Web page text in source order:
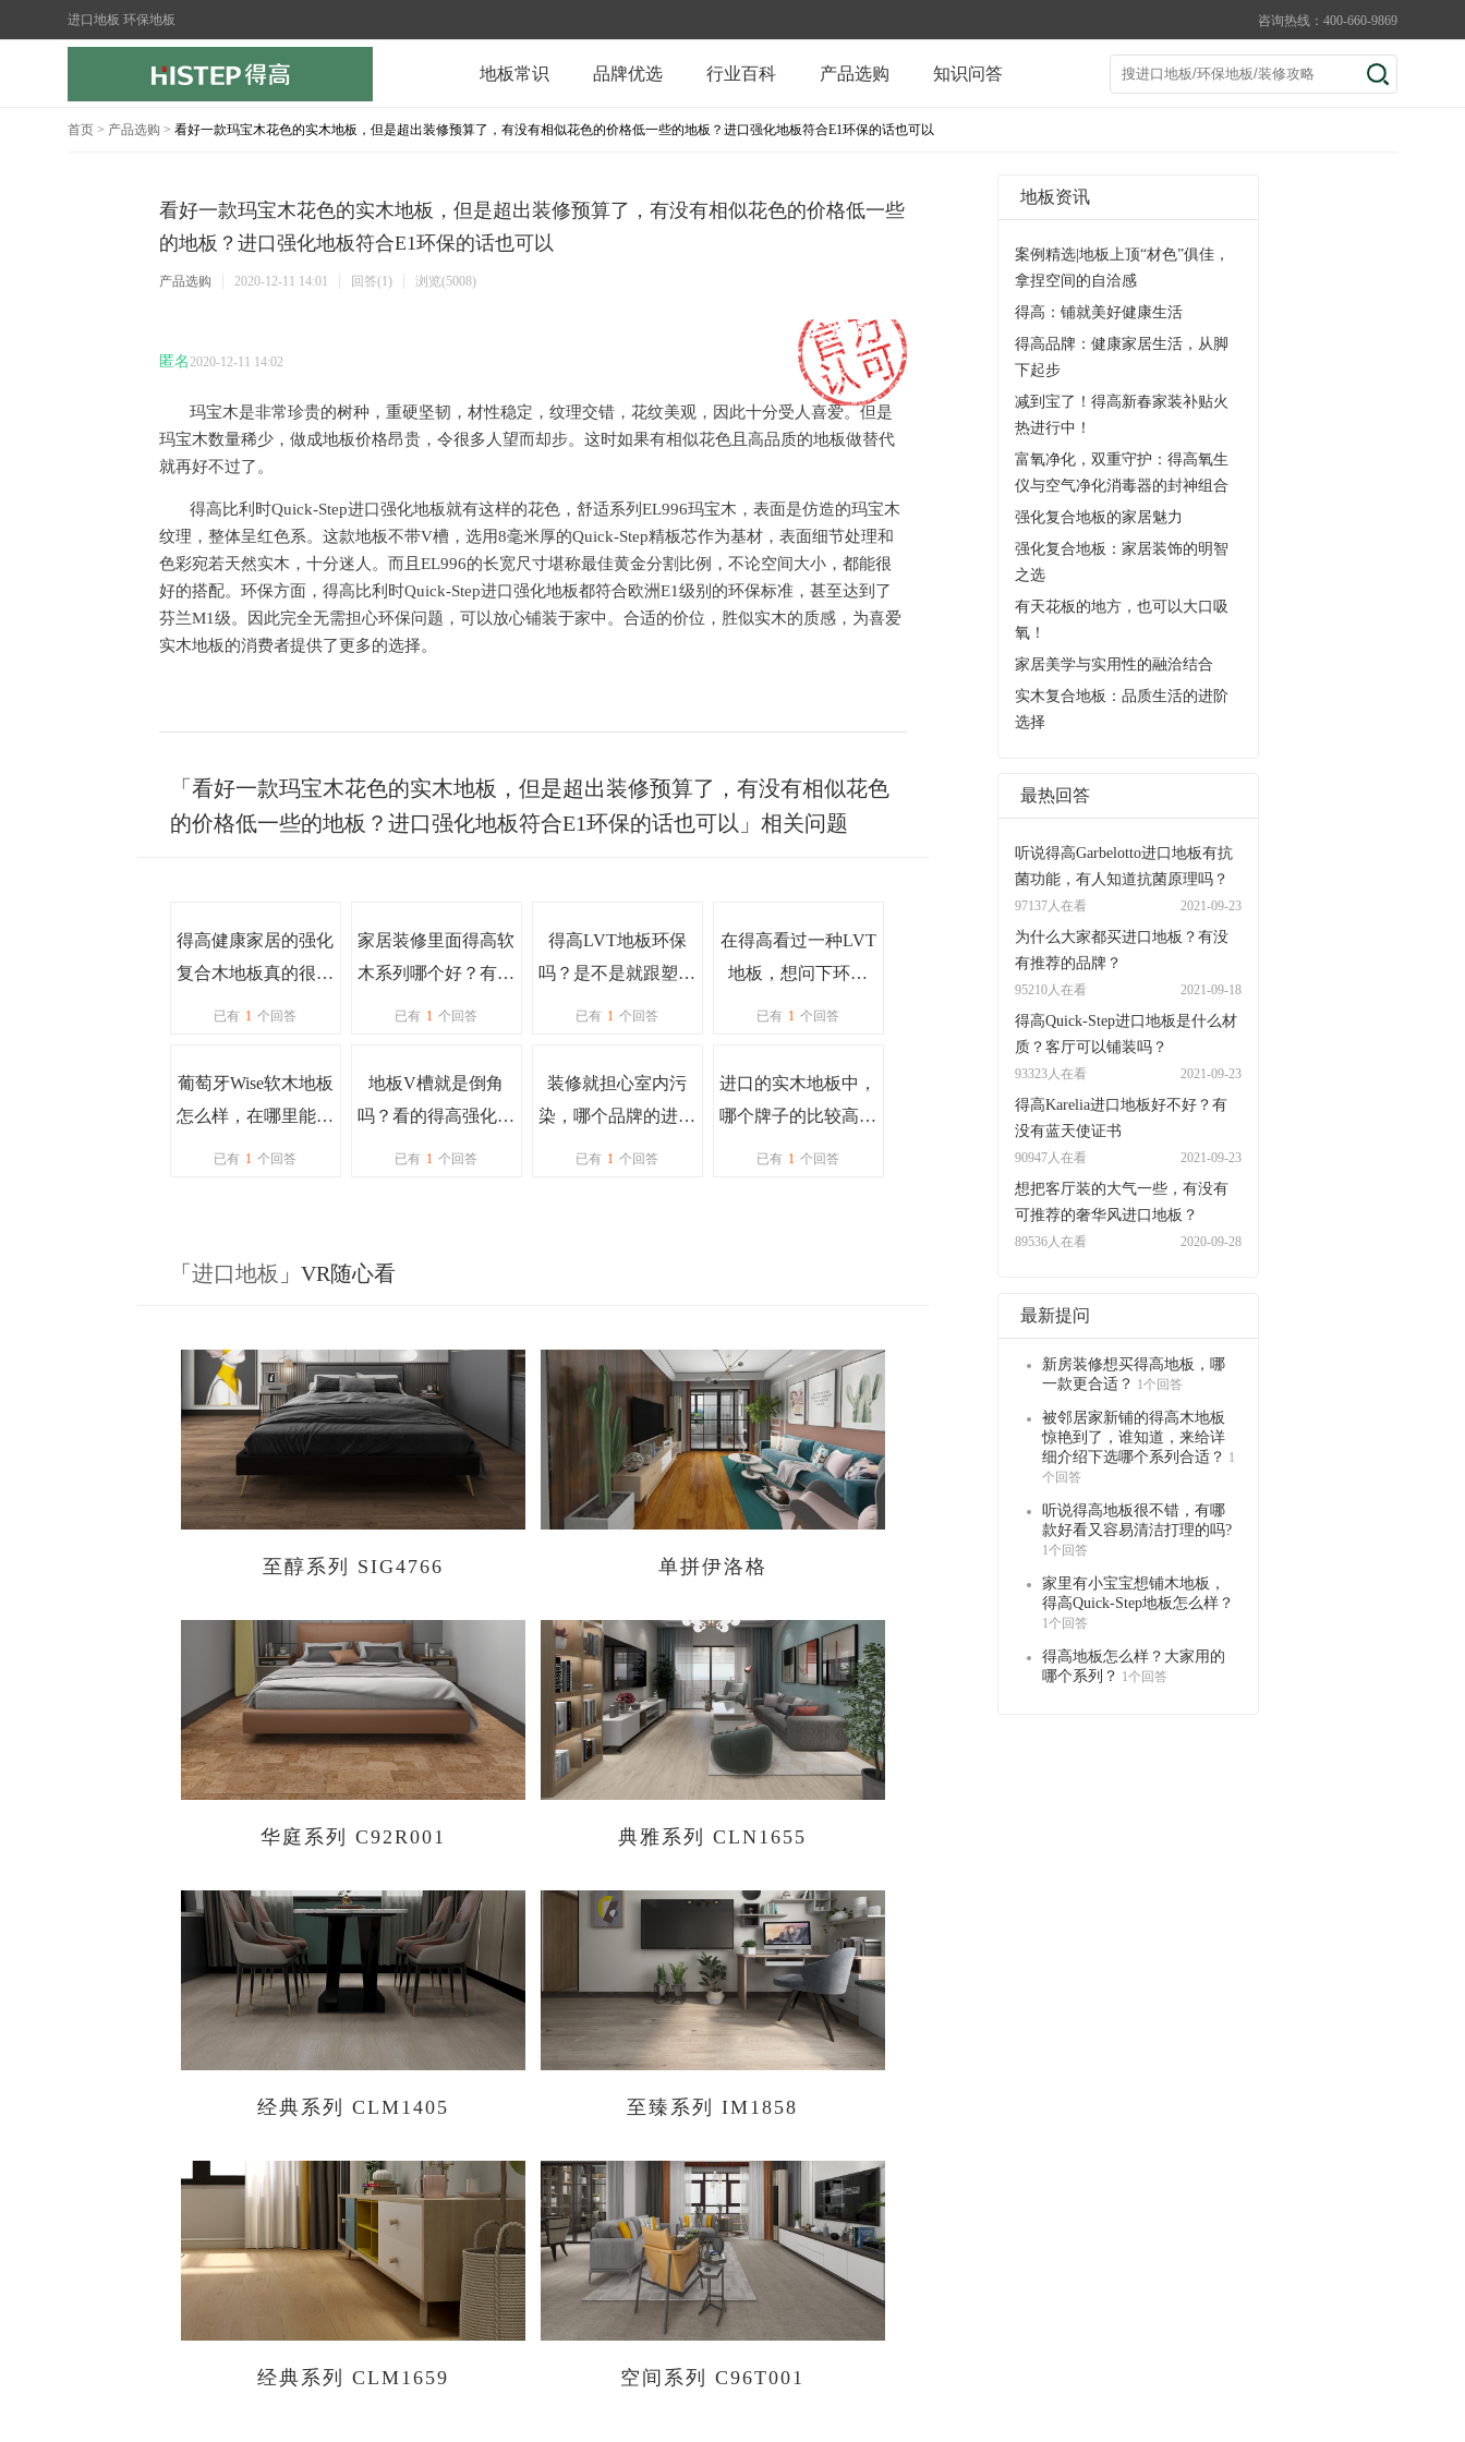
进口地板 环保地板 咨询热线：400-660-9869
地板常识 品牌优选 行业百科 产品选购 知识问答
首页 > 产品选购 > 看好一款玛宝木花色的实木地板，但是超出装修预算了，有没有相似花色的价格低一些的地板？进口强化地板符合E1环保的话也可以
看好一款玛宝木花色的实木地板，但是超出装修预算了，有没有相似花色的价格低一些
的地板？进口强化地板符合E1环保的话也可以
产品选购 2020-12-11 14:01 回答(1) 浏览(5008)
匿名2020-12-11 14:02
玛宝木是非常珍贵的树种，重硬坚韧，材性稳定，纹理交错，花纹美观，因此十分受人喜爱。但是
玛宝木数量稀少，做成地板价格昂贵，令很多人望而却步。这时如果有相似花色且高品质的地板做替代
就再好不过了。
得高比利时Quick-Step进口强化地板就有这样的花色，舒适系列EL996玛宝木，表面是仿造的玛宝木
纹理，整体呈红色系。这款地板不带V槽，选用8毫米厚的Quick-Step精板芯作为基材，表面细节处理和
色彩宛若天然实木，十分迷人。而且EL996的长宽尺寸堪称最佳黄金分割比例，不论空间大小，都能很
好的搭配。环保方面，得高比利时Quick-Step进口强化地板都符合欧洲E1级别的环保标准，甚至达到了
芬兰M1级。因此完全无需担心环保问题，可以放心铺装于家中。合适的价位，胜似实木的质感，为喜爱
实木地板的消费者提供了更多的选择。
「看好一款玛宝木花色的实木地板，但是超出装修预算了，有没有相似花色
的价格低一些的地板？进口强化地板符合E1环保的话也可以」相关问题
得高健康家居的强化
复合木地板真的很环
保吗？
已有 1 个回答
家居装修里面得高软
木系列哪个好？有没
有进口的
已有 1 个回答
得高LVT地板环保
吗？是不是就跟塑胶
地板一样的
已有 1 个回答
在得高看过一种LVT
地板，想问下环保
吗？
已有 1 个回答
葡萄牙Wise软木地板
怎么样，在哪里能买
到？
已有 1 个回答
地板V槽就是倒角
吗？看的得高强化地
板，不同的V槽除了
已有 1 个回答
装修就担心室内污
染，哪个品牌的进口
地板环保等级更高
已有 1 个回答
进口的实木地板中，
哪个牌子的比较高端
呢？
已有 1 个回答
「 进口地板 」VR随心看
至醇系列 SIG4766
华庭系列 C92R001
经典系列 CLM1405
经典系列 CLM1659
单拼伊洛格
典雅系列 CLN1655
至臻系列 IM1858
空间系列 C96T001
地板资讯
案例精选|地板上顶“材色”俱佳，
拿捏空间的自洽感
得高：铺就美好健康生活
得高品牌：健康家居生活，从脚
下起步
减到宝了！得高新春家装补贴火
热进行中！
富氧净化，双重守护：得高氧生
仪与空气净化消毒器的封神组合
强化复合地板的家居魅力
强化复合地板：家居装饰的明智
之选
有天花板的地方，也可以大口吸
氧！
家居美学与实用性的融洽结合
实木复合地板：品质生活的进阶
选择
最热回答
听说得高Garbelotto进口地板有抗
菌功能，有人知道抗菌原理吗？
97137人在看 2021-09-23
为什么大家都买进口地板？有没
有推荐的品牌？
95210人在看 2021-09-18
得高Quick-Step进口地板是什么材
质？客厅可以铺装吗？
93323人在看 2021-09-23
得高Karelia进口地板好不好？有
没有蓝天使证书
90947人在看 2021-09-23
想把客厅装的大气一些，有没有
可推荐的奢华风进口地板？
89536人在看 2020-09-28
最新提问
新房装修想买得高地板，哪
一款更合适？ 1个回答
被邻居家新铺的得高木地板
惊艳到了，谁知道，来给详
细介绍下选哪个系列合适？ 1
个回答
听说得高地板很不错，有哪
款好看又容易清洁打理的吗?
1个回答
家里有小宝宝想铺木地板，
得高Quick-Step地板怎么样？
1个回答
得高地板怎么样？大家用的
哪个系列？ 1个回答